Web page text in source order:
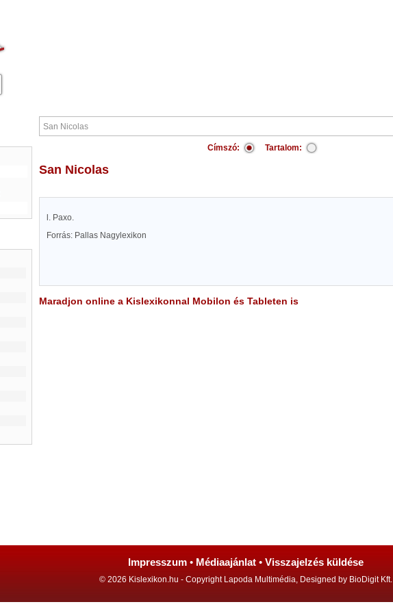
Címszó: Tartalom:
San Nicolas
l. Paxo.
Forrás: Pallas Nagylexikon
Maradjon online a Kislexikonnal Mobilon és Tableten is
Impresszum • Médiaajánlat • Visszajelzés küldése
© 2026 Kislexikon.hu - Copyright Lapoda Multimédia, Designed by BioDigit Kft.